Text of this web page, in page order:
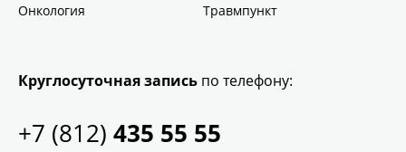
Онкология
Травмпункт
Круглосуточная запись по телефону:
+7 (812) 435 55 55